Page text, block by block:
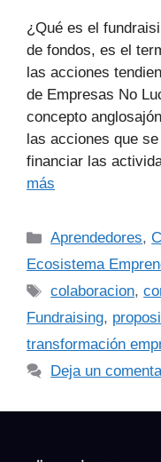
¿Qué es el
de fondos, es el
las acciones
de Empresas No
concepto
las acciones que
financiar las
más
Aprendedores,
Ecosistema
colaboracion,
Fundraising,
transformación
Deja un